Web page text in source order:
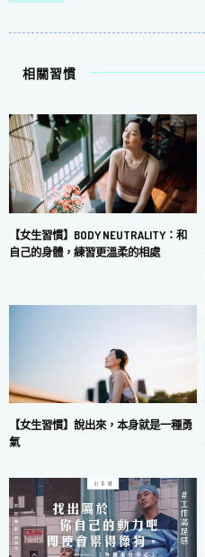
相關習慣
【女生習慣】BODY NEUTRALITY：和
自己的身體，練習更溫柔的相處
【女生習慣】說出來，本身就是一種勇
氣